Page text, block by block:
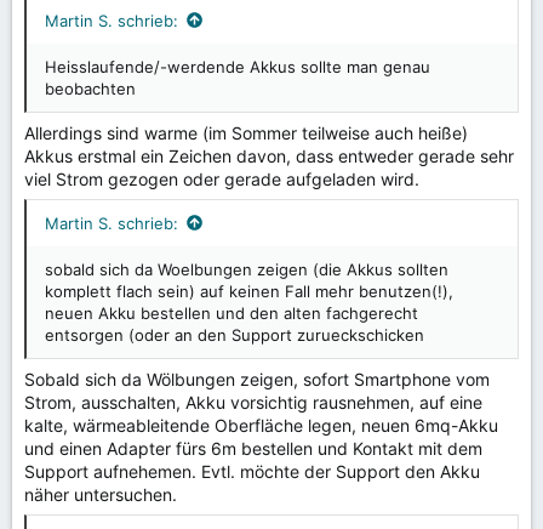
Martin S. schrieb:
Heisslaufende/-werdende Akkus sollte man genau
beobachten
Allerdings sind warme (im Sommer teilweise auch heiße)
Akkus erstmal ein Zeichen davon, dass entweder gerade sehr
viel Strom gezogen oder gerade aufgeladen wird.
Martin S. schrieb:
sobald sich da Woelbungen zeigen (die Akkus sollten
komplett flach sein) auf keinen Fall mehr benutzen(!),
neuen Akku bestellen und den alten fachgerecht
entsorgen (oder an den Support zurueckschicken
Sobald sich da Wölbungen zeigen, sofort Smartphone vom
Strom, ausschalten, Akku vorsichtig rausnehmen, auf eine
kalte, wärmeableitende Oberfläche legen, neuen 6mq-Akku
und einen Adapter fürs 6m bestellen und Kontakt mit dem
Support aufnehemen. Evtl. möchte der Support den Akku
näher untersuchen.